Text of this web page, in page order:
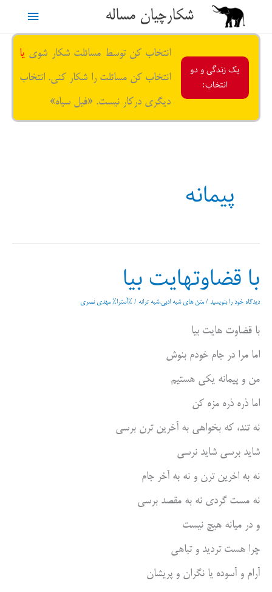
محتوا
شکارچیان مساله
فهرست
یک زندگی و دو
انتخاب:
انتخاب کن توسط مسائلت شکار شوی یا
انتخاب کن مسائلت را شکار کنی. انتخاب
دیگری درکار نیست. «فیل سیاه»
پیمانه
با قضاوتهایت بیا
دیدگاه‌ خود را بنویسید /متن های شبه ادبی،شبه ترانه / %آسترا% مهدی نصری
با قضاوت هایت بیا
اما مرا در جام خودم بنوش
من و پیمانه یکی هستیم
اما ذره ذره مزه کن
نه تند، که بخواهی به آخرین ترن برسی
شاید برسی شاید نرسی
نه به اخرین ترن و نه به آخر جام
نه مست گردی نه به مقصد برسی
و در میانه هیچ نیست
چرا هست تردید و تباهی
آرام و آسوده یا نگران و پریشان